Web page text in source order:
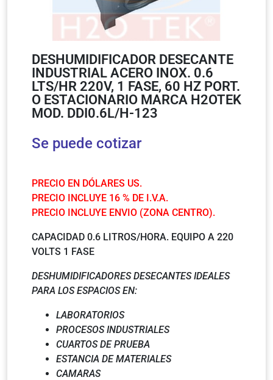
DESHUMIDIFICADOR DESECANTE
INDUSTRIAL ACERO INOX. 0.6
LTS/HR 220V, 1 FASE, 60 HZ PORT.
O ESTACIONARIO MARCA H2OTEK
MOD. DDI0.6L/H-123
Se puede cotizar
PRECIO EN DÓLARES US.
PRECIO INCLUYE 16 % DE I.V.A.
PRECIO INCLUYE ENVIO (ZONA CENTRO).
CAPACIDAD 0.6 LITROS/HORA. EQUIPO A 220
VOLTS 1 FASE
DESHUMIDIFICADORES DESECANTES IDEALES
PARA LOS ESPACIOS EN:
LABORATORIOS
PROCESOS INDUSTRIALES
CUARTOS DE PRUEBA
ESTANCIA DE MATERIALES
CAMARAS